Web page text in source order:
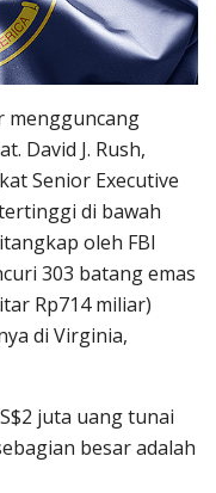
mengguncang
David J. Rush,
Senior Executive
di bawah
oleh FBI
303 batang emas
Rp714 miliar)
di Virginia,
juta uang tunai
besar adalah